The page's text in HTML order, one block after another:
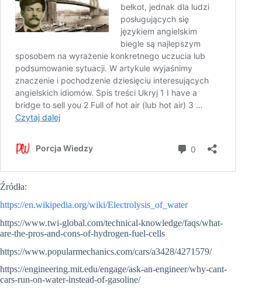
Źródła:
https://en.wikipedia.org/wiki/Electrolysis_of_water
https://www.twi-global.com/technical-knowledge/faqs/what-
are-the-pros-and-cons-of-hydrogen-fuel-cells
https://www.popularmechanics.com/cars/a3428/4271579/
https://engineering.mit.edu/engage/ask-an-engineer/why-cant-
cars-run-on-water-instead-of-gasoline/